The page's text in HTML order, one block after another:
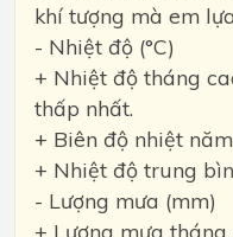
khí tượng mà em
- Nhiệt độ (°C)
+ Nhiệt độ tháng
thấp nhất.
+ Biên độ nhiệt
+ Nhiệt độ trung
- Lượng mưa (mm)
+ Lượng mưa